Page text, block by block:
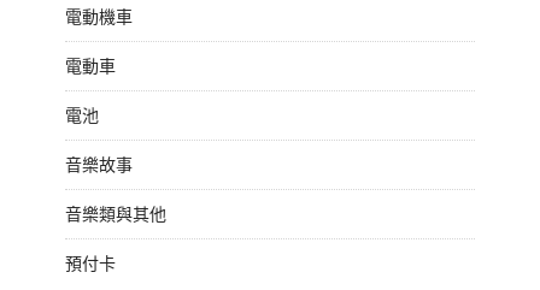
電動機車
電動車
電池
音樂故事
音樂類與其他
預付卡